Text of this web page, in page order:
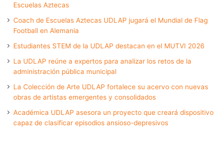
Escuelas Aztecas
Coach de Escuelas Aztecas UDLAP jugará el Mundial de Flag
Football en Alemania
Estudiantes STEM de la UDLAP destacan en el MUTVI 2026
La UDLAP reúne a expertos para analizar los retos de la
administración pública municipal
La Colección de Arte UDLAP fortalece su acervo con nuevas
obras de artistas emergentes y consolidados
Académica UDLAP asesora un proyecto que creará dispositivo
capaz de clasificar episodios ansioso-depresivos